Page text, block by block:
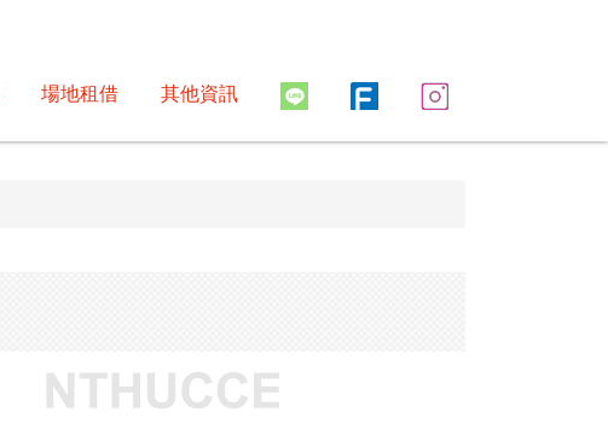
場地租借 其他資訊